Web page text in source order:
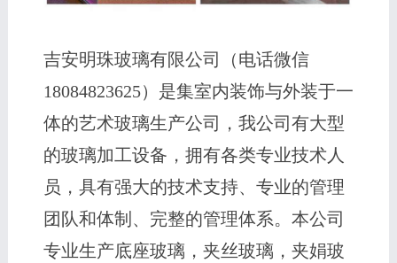
吉安明珠玻璃有限公司（电话微信
18084823625）是集室内装饰与外装于一
体的艺术玻璃生产公司，我公司有大型
的玻璃加工设备，拥有各类专业技术人
员，具有强大的技术支持、专业的管理
团队和体制、完整的管理体系。本公司
专业生产底座玻璃，夹丝玻璃，夹娟玻